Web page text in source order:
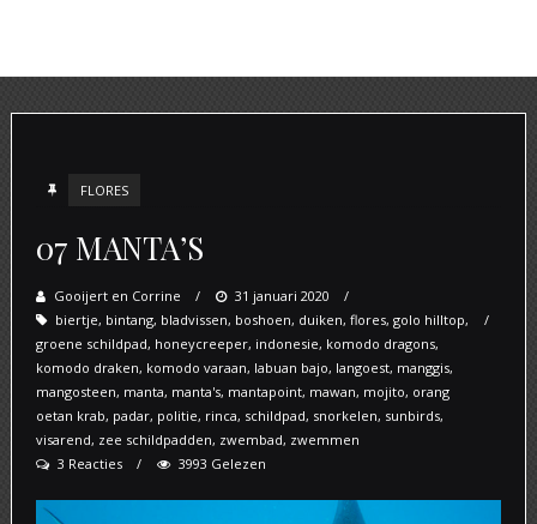
FLORES
07 MANTA’S
Gooijert en Corrine
Posted
on
31 januari 2020
biertje, bintang, bladvissen, boshoen, duiken, flores, golo hilltop,
groene schildpad, honeycreeper, indonesie, komodo dragons,
komodo draken, komodo varaan, labuan bajo, langoest, manggis,
mangosteen, manta, manta's, mantapoint, mawan, mojito, orang
oetan krab, padar, politie, rinca, schildpad, snorkelen, sunbirds,
visarend, zee schildpadden, zwembad, zwemmen
3 Reacties
3993 Gelezen